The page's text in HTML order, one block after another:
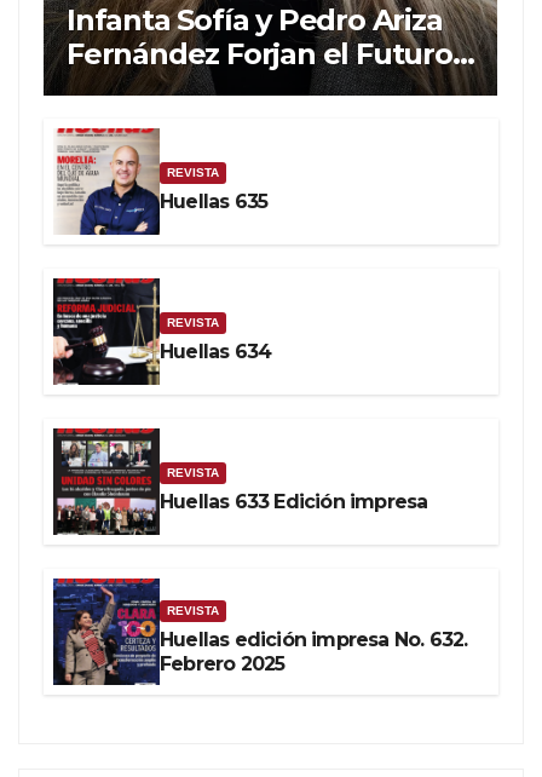
Infanta Sofía y Pedro Ariza
Fernández Forjan el Futuro
de la Soberanía Real
REVISTA
Huellas 635
REVISTA
Huellas 634
REVISTA
Huellas 633 Edición impresa
REVISTA
Huellas edición impresa No. 632.
Febrero 2025